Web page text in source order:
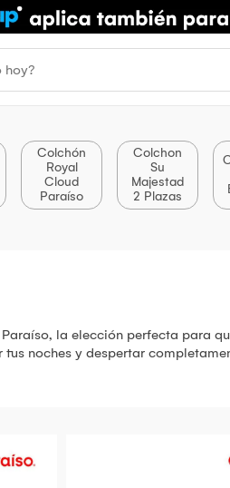
Colchón
Royal
Cloud
Paraíso
Colchon
Su
Majestad
2 Plazas
la elección perfecta para
noches y despertar